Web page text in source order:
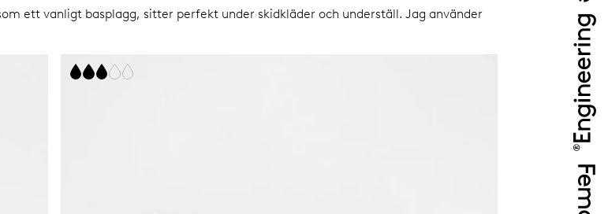
ett vanligt basplagg, sitter perfekt under skidkläder och underställ. Jag använder